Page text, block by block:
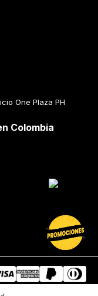
One Plaza PH
Colombia